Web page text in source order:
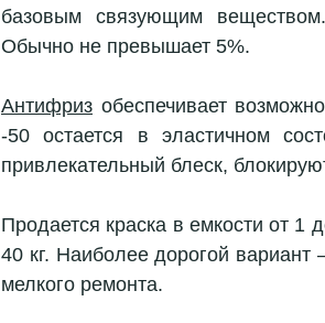
базовым связующим
Обычно не превышает 5%.
Антифриз обеспечивает
-50 остается в эластичном
привлекательный блеск,
Продается краска в емкости от 1
40 кг. Наиболее дорогой
мелкого ремонта.